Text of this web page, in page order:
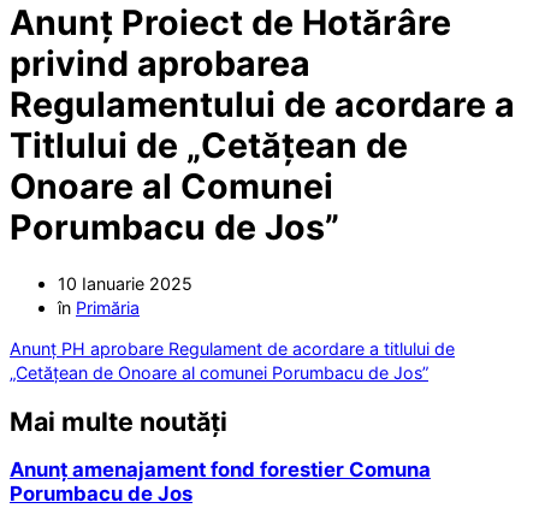
Anunț Proiect de Hotărâre
privind aprobarea
Regulamentului de acordare a
Titlului de „Cetățean de
Onoare al Comunei
Porumbacu de Jos”
10 Ianuarie 2025
în Primăria
Anunț PH aprobare Regulament de acordare a titlului de
„Cetățean de Onoare al comunei Porumbacu de Jos”
Mai multe noutăți
Anunț amenajament fond forestier Comuna
Porumbacu de Jos